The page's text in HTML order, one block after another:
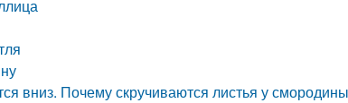
вниз. Почему скручиваются листья у